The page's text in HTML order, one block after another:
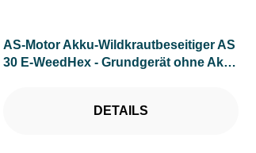
AS-Motor Akku-Wildkrautbeseitiger AS
30 E-WeedHex - Grundgerät ohne Akku
DETAILS